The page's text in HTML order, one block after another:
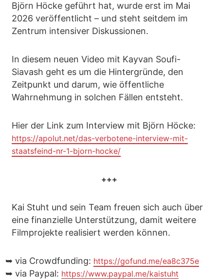
Björn Höcke geführt hat, wurde erst im Mai
2026 veröffentlicht – und steht seitdem im
Zentrum intensiver Diskussionen.
In diesem neuen Video mit Kayvan Soufi-
Siavash geht es um die Hintergründe, den
Zeitpunkt und darum, wie öffentliche
Wahrnehmung in solchen Fällen entsteht.
Hier der Link zum Interview mit Björn Höcke:
https://apolut.net/das-verbotene-interview-mit-
staatsfeind-nr-1-bjorn-hocke/
+++
Kai Stuht und sein Team freuen sich auch über
eine finanzielle Unterstützung, damit weitere
Filmprojekte realisiert werden können.
➥ via Crowdfunding: https://gofund.me/ea8c375e
➥ via Paypal: https://www.paypal.me/kaistuht